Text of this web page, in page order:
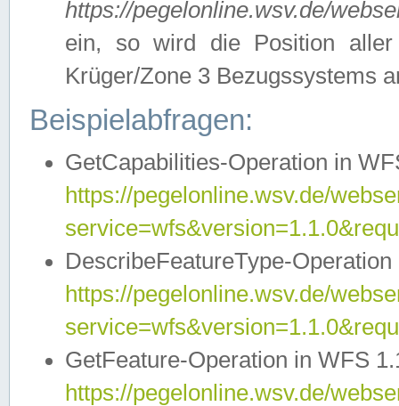
https://pegelonline.wsv.de/
ein, so wird die Position
Krüger/Zone 3 Bezugssystems
Beispielabfragen:
GetCapabilities-Operation in
https://pegelonline.wsv.de/
DescribeFeatureType-
https://pegelonline.wsv.de/
GetFeature-Operation in WFS
https://pegelonline.wsv.de/